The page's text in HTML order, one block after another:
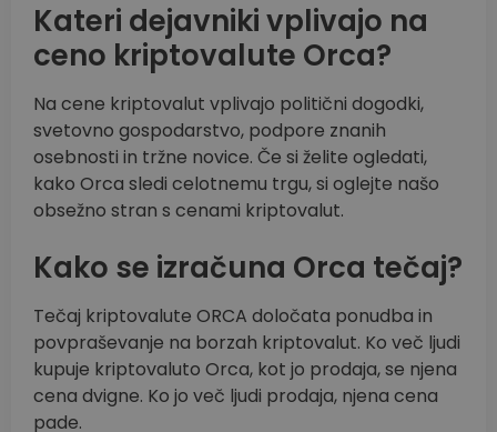
Kateri dejavniki vplivajo na
ceno kriptovalute Orca?
Na cene kriptovalut vplivajo politični dogodki,
svetovno gospodarstvo, podpore znanih
osebnosti in tržne novice. Če si želite ogledati,
kako Orca sledi celotnemu trgu, si oglejte našo
obsežno stran s cenami kriptovalut.
Kako se izračuna Orca tečaj?
Tečaj kriptovalute ORCA določata ponudba in
povpraševanje na borzah kriptovalut. Ko več ljudi
kupuje kriptovaluto Orca, kot jo prodaja, se njena
cena dvigne. Ko jo več ljudi prodaja, njena cena
pade.